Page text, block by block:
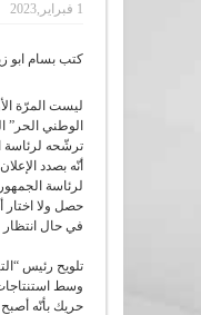
1 فبراير,2023
كتب بسام ابو
ليست المرّة
الوطني الحر”
ترشّحه لرئاسة
أنّه بصدد
لرئاسة
حصل ولا اختار
في حال انتظار
تلويح رئيس
وسط
حريك بأنّه